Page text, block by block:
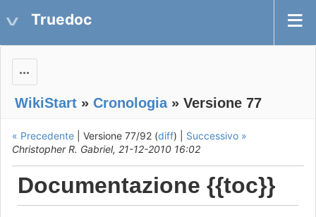
Truedoc
WikiStart » Cronologia» Versione 77
« Precedente | Versione 77/92 (diff) | Successivo »
Christopher R. Gabriel, 21-12-2010 16:02
Documentazione {{toc}}